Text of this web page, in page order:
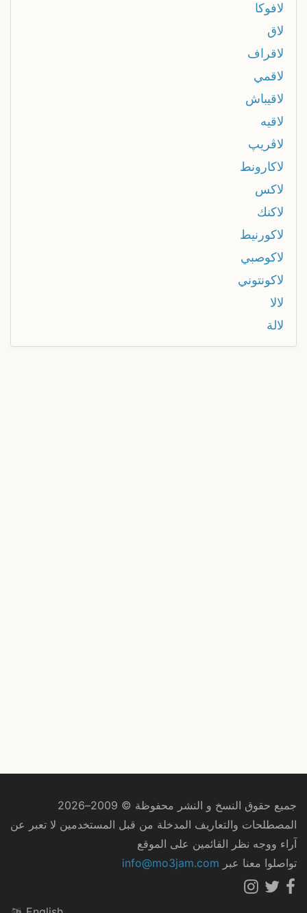
لافوكا
لاق
لاقراف
لاقمي
لاقيباش
لاقيه
لاڨريپ
لاكارونط
لاكس
لاكنك
لاكورنيط
لاكوصبي
لاكونتوني
لالا
لالة
جميع حقوق النسخ و النشر محفوظة © 2009–2026
المصطلحات والتعاريف المدخلة من قبل المستخدمين لا تعبر عن
آراء ووجه نظر القائمين على الموقع
تواصلوا معنا عبر info@mo3jam.com